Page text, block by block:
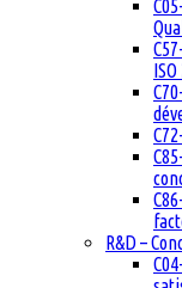
R&D –